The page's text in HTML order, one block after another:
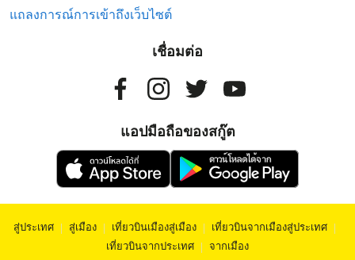
แถลงการณ์การเข้าถึงเว็บไซต์
เชื่อมต่อ
แอปมือถือของสกู๊ต
สู่ประเทศ | สู่เมือง | เที่ยวบินเมืองสู่เมือง | เที่ยวบินจากเมืองสู่ประเทศ |
เที่ยวบินจากประเทศ | จากเมือง